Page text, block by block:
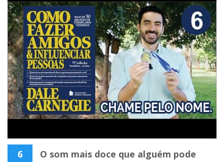
6
O som mais doce que alguém pode